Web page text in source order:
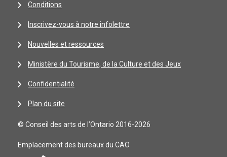
Conditions
Inscrivez-vous à notre infolettre
Nouvelles et ressources
Ministère du Tourisme, de la Culture et des Jeux
Confidentialité
Plan du site
© Conseil des arts de l’Ontario 2016-2026
Emplacement des bureaux du CAO